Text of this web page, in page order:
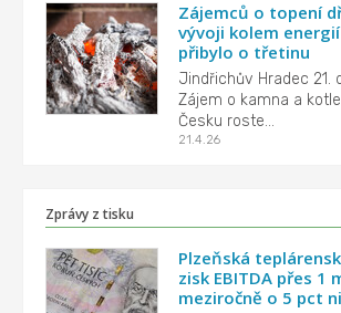
Zájemců o topení
vývoji kolem
přibylo o třetinu
Jindřichův Hradec 21.
Zájem o kamna a
Česku roste...
21.4.26
Zprávy z tisku
Plzeňská
zisk EBITDA přes 1
meziročně o 5 pct